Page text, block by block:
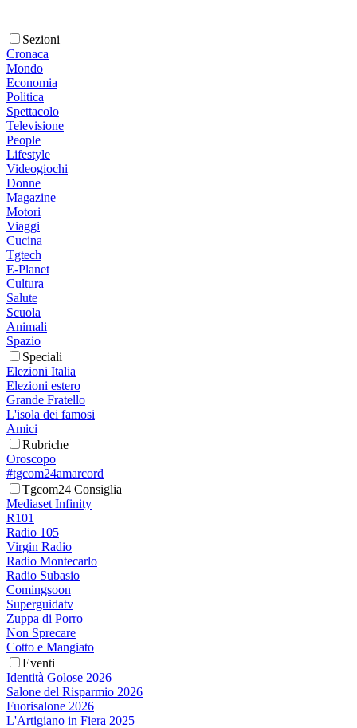
Sezioni
Cronaca
Mondo
Economia
Politica
Spettacolo
Televisione
People
Lifestyle
Videogiochi
Donne
Magazine
Motori
Viaggi
Cucina
Tgtech
E-Planet
Cultura
Salute
Scuola
Animali
Spazio
Speciali
Elezioni Italia
Elezioni estero
Grande Fratello
L'isola dei famosi
Amici
Rubriche
Oroscopo
#tgcom24amarcord
Tgcom24 Consiglia
Mediaset Infinity
R101
Radio 105
Virgin Radio
Radio Montecarlo
Radio Subasio
Comingsoon
Superguidatv
Zuppa di Porro
Non Sprecare
Cotto e Mangiato
Eventi
Identità Golose 2026
Salone del Risparmio 2026
Fuorisalone 2026
L'Artigiano in Fiera 2025